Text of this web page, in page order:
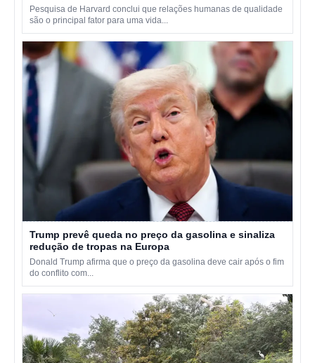
Pesquisa de Harvard conclui que relações humanas de qualidade
são o principal fator para uma vida...
Trump prevê queda no preço da gasolina e sinaliza
redução de tropas na Europa
Donald Trump afirma que o preço da gasolina deve cair após o fim
do conflito com...